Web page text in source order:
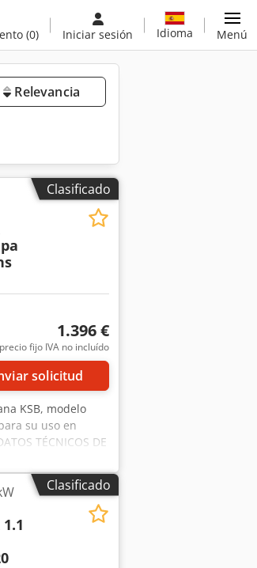
(0) Iniciar sesión Idioma Menú
Relevancia
Clasificado
1.396 €
precio fijo IVA no incluído
solicitud
KSB, modelo
su uso en
TÉCNICOS DE
de elevación H: 12
2021 Conexiones
aprox. 1440 rpm
Dedpeywu Hajfx
de
Clasificado